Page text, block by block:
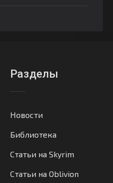
Разделы
Новости
Библиотека
Статьи на Skyrim
Статьи на Oblivion